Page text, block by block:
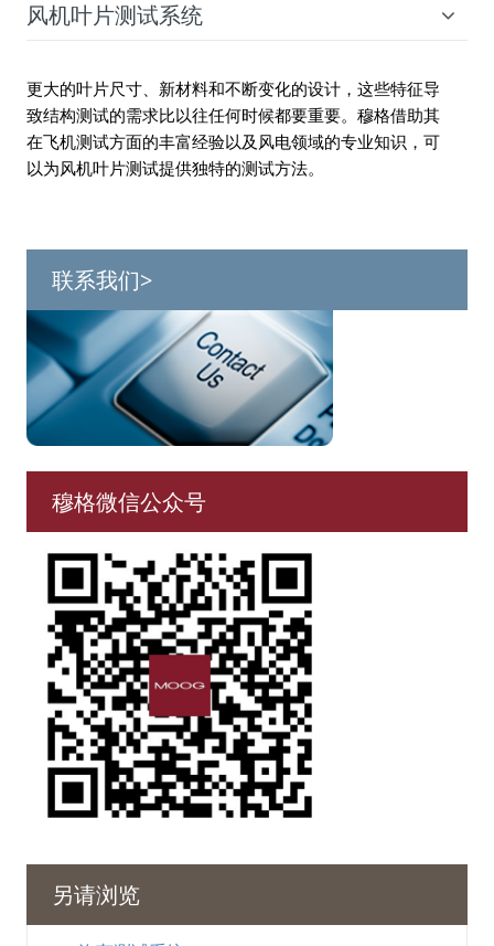
风机叶片测试系统
更大的叶片尺寸、新材料和不断变化的设计，这些特征导
致结构测试的需求比以往任何时候都要重要。穆格借助其
在飞机测试方面的丰富经验以及风电领域的专业知识，可
以为风机叶片测试提供独特的测试方法。
联系我们>
穆格微信公众号
另请浏览